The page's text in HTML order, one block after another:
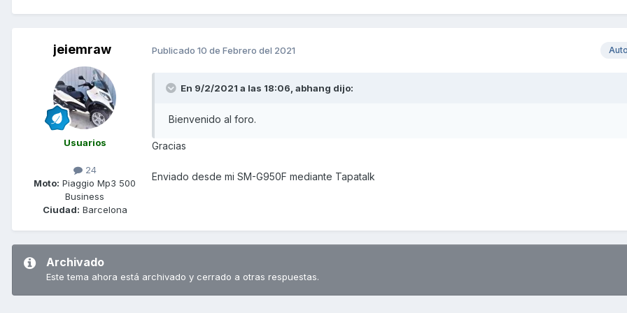
jeiemraw
Usuarios
24
Moto: Piaggio Mp3 500
Business
Ciudad: Barcelona
Publicado 10 de Febrero del 2021
En 9/2/2021 a las 18:06, abhang dijo:
Bienvenido al foro.
Gracias
Enviado desde mi SM-G950F mediante Tapatalk
Archivado
Este tema ahora está archivado y cerrado a otras respuestas.